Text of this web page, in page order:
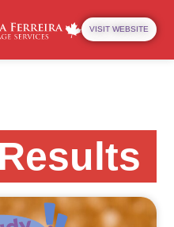
VISIT WEBSITE